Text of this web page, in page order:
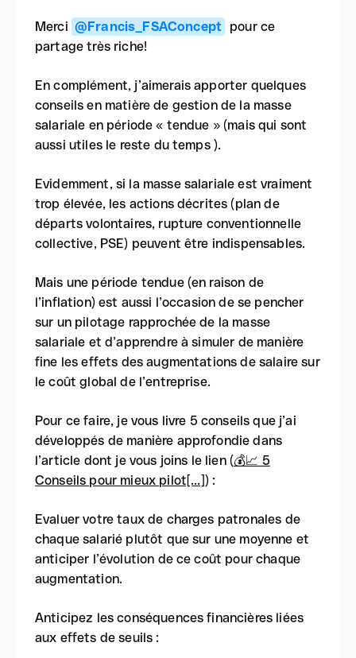
Merci @Francis_FSAConcept pour ce
partage très riche!
En complément, j’aimerais apporter quelques
conseils en matière de gestion de la masse
salariale en période « tendue » (mais qui sont
aussi utiles le reste du temps ).
Evidemment, si la masse salariale est vraiment
trop élevée, les actions décrites (plan de
départs volontaires, rupture conventionnelle
collective, PSE) peuvent être indispensables.
Mais une période tendue (en raison de
l’inflation) est aussi l’occasion de se pencher
sur un pilotage rapprochée de la masse
salariale et d’apprendre à simuler de manière
fine les effets des augmentations de salaire sur
le coût global de l’entreprise.
Pour ce faire, je vous livre 5 conseils que j’ai
développés de manière approfondie dans
l’article dont je vous joins le lien (💰📈 5
Conseils pour mieux pilot[...]) :
Evaluer votre taux de charges patronales de
chaque salarié plutôt que sur une moyenne et
anticiper l’évolution de ce coût pour chaque
augmentation.
Anticipez les conséquences financières liées
aux effets de seuils :